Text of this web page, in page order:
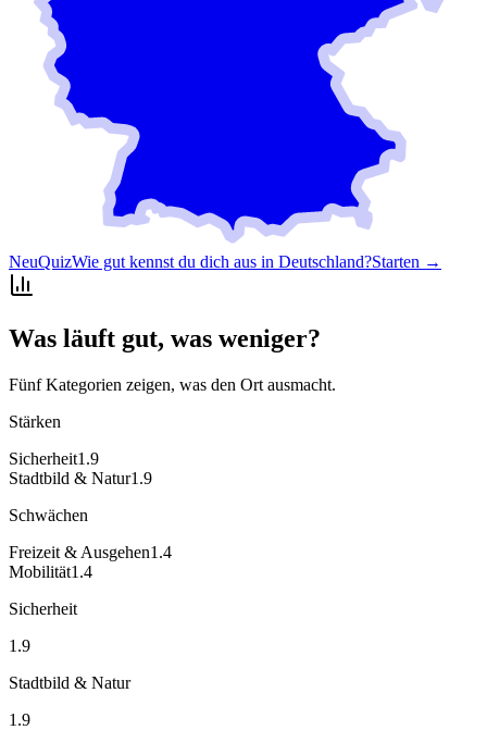
NeuQuizWie gut kennst du dich aus in Deutschland?Starten →
Was läuft gut, was weniger?
Fünf Kategorien zeigen, was den Ort ausmacht.
Stärken
Sicherheit1.9
Stadtbild & Natur1.9
Schwächen
Freizeit & Ausgehen1.4
Mobilität1.4
Sicherheit
1.9
Stadtbild & Natur
1.9